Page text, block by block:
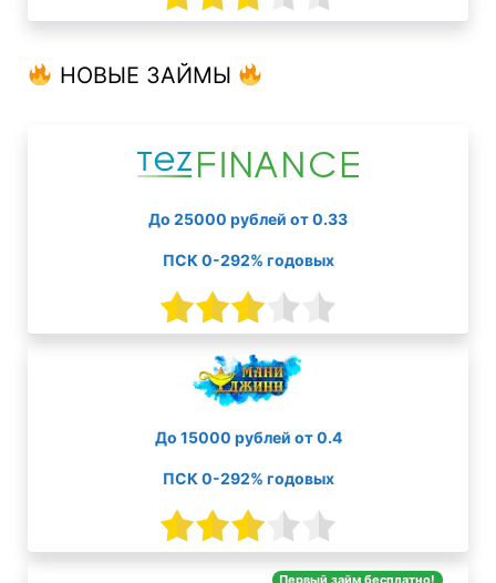
НОВЫЕ ЗАЙМЫ
До 25000 рублей от 0.33
ПСК 0-292% годовых
До 15000 рублей от 0.4
ПСК 0-292% годовых
Первый займ бесплатно!